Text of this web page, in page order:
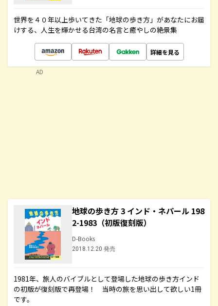
世界を４０年以上歩いてきた「地球の歩き方」があなたにお届
けする、人生を輝かせる台湾の名言と癒やしの絶景集
詳細を見る
地球の歩き方 3 インド・ネパール 198
2-1983（初版復刻版）
D-Books
2018.12.20 発売
1981年、旅人のバイブルとして登場した地球の歩き方インド
の初版が復刻版で再登場！ 当時の旅を思い出して欲しい1冊
です。
AD